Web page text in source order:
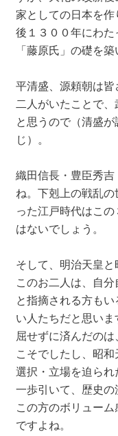
家としての日本を
後１３００年にわ
「藤原氏」の礎を
平清盛、源頼朝は
二人がいたことで、
と思うので（清盛
じ）。
織田信長・豊臣秀
ね。下剋上の戦乱
った江戸時代はこ
はないでしょう。
そして、明治天皇と
このお二人は、自分
と指摘される方も
い人たちだと思い
屈せずに済んだの
こそでしたし、昭
選択・立場を迫ら
一歩引いて、歴史の
この方のボリュー
ですよね。